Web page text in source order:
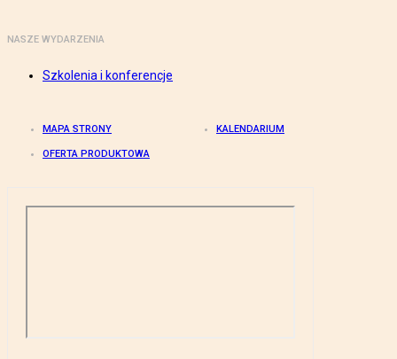
NASZE WYDARZENIA
Szkolenia i konferencje
MAPA STRONY KALENDARIUM
OFERTA PRODUKTOWA